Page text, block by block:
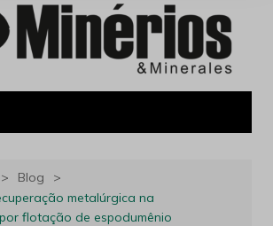
Blog
metalúrgica na
flotação de espodumênio